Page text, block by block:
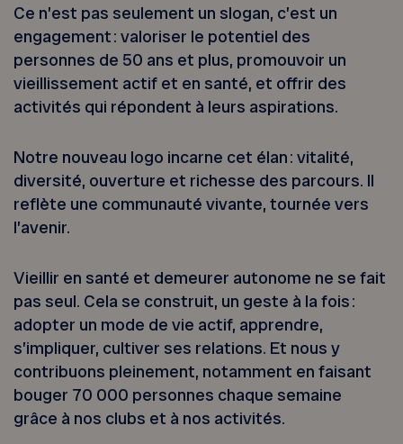
Ce n’est pas seulement un slogan, c’est un
engagement : valoriser le potentiel des
personnes de 50 ans et plus, promouvoir un
vieillissement actif et en santé, et offrir des
activités qui répondent à leurs aspirations.
Notre nouveau logo incarne cet élan : vitalité,
diversité, ouverture et richesse des parcours. Il
reflète une communauté vivante, tournée vers
l’avenir.
Vieillir en santé et demeurer autonome ne se fait
pas seul. Cela se construit, un geste à la fois :
adopter un mode de vie actif, apprendre,
s’impliquer, cultiver ses relations. Et nous y
contribuons pleinement, notamment en faisant
bouger 70 000 personnes chaque semaine
grâce à nos clubs et à nos activités.